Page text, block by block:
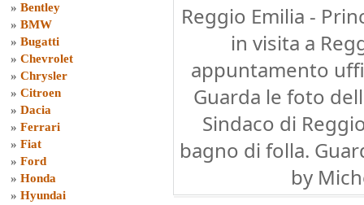
» Bentley
» BMW
» Bugatti
» Chevrolet
» Chrysler
» Citroen
» Dacia
» Ferrari
» Fiat
» Ford
» Honda
» Hyundai
Reggio Emilia -
in visita a
appuntamento
Guarda le foto
Sindaco di
bagno di folla.
by